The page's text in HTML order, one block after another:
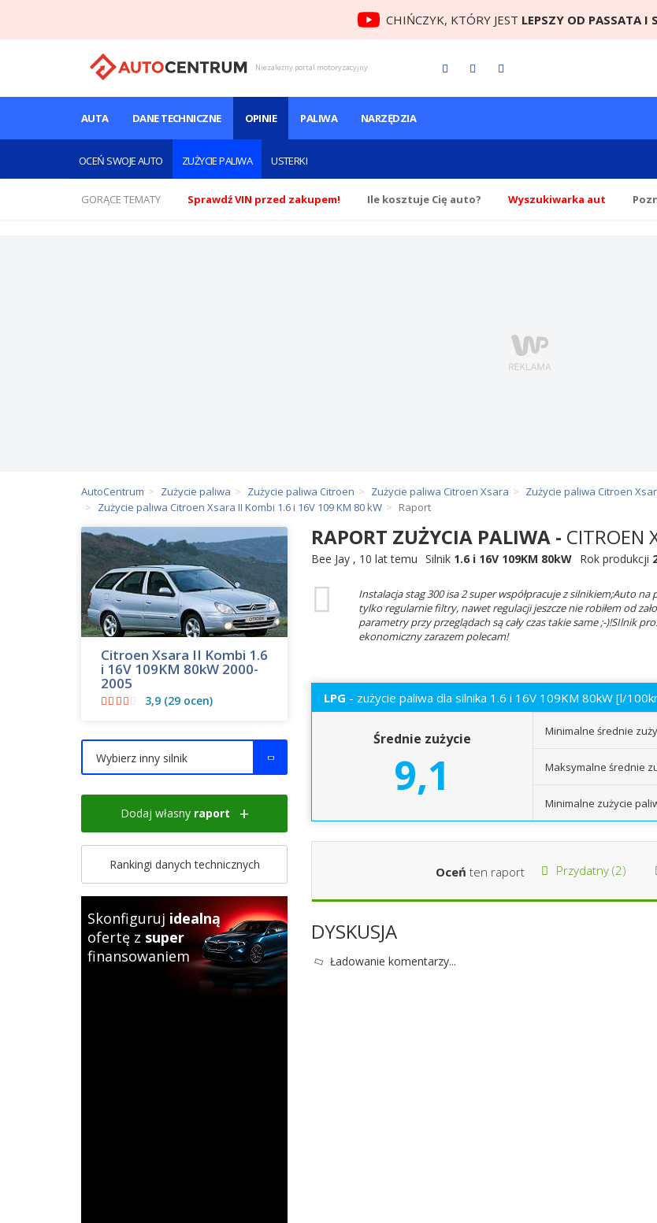
CHIŃCZYK, KTÓRY JEST LEPSZY OD PASSATA I
Niezależny portal motoryzacyjny
AUTA DANE TECHNICZNE OPINIE
OCEŃ SWOJE AUTO ZUŻYCIE PALIWA USTERKI
PALIWA NARZĘDZIA
GORĄCE TEMATY Sprawdź VIN przed zakupem! Ile kosztuje Cię auto? Wyszukiwarka aut
AutoCentrum Zużycie paliwa Zużycie paliwa Citroen Zużycie paliwa Citroen Xsara Zużycie paliwa Citroen
Zużycie paliwa Citroen Xsara II Kombi 1.6 i 16V 109 KM 80 kW
Raport
RAPORT ZUŻYCIA PALIWA - CITROEN
Bee Jay , 10 lat temu Silnik 1.6 i 16V 109KM 80kW Rok produkcji
Instalacja stag 300 isa 2 super współpracuje z silnikiem;Auto
tylko regularnie filtry, nawet regulacji jeszcze nie robiłem od
parametry przy przeglądach są cały czas takie same ;-)!SIlnik
ekonomiczny zarazem polecam!
LPG - zużycie paliwa dla silnika 1.6 i 16V 109KM 80kW [l/
Średnie zużycie
9,1
Minimalne średnie
Maksymalne średnie
Minimalne zużycie
Oceń ten raport Przydatny (2)
DYSKUSJA
Ładowanie komentarzy...
Citroen Xsara II Kombi 1.6
i 16V 109KM 80kW 2000-
2005
3,9 (29 ocen)
Wybierz inny silnik
Dodaj własny raport
Rankingi danych technicznych
Skonfiguruj idealną
ofertę z super
finansowaniem